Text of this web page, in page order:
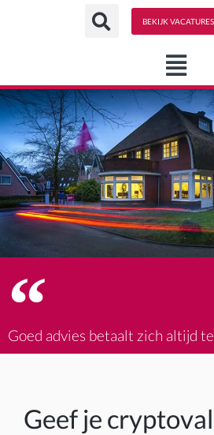
BEKIJK VACATURES
Goed advies betaalt zich altijd
Geef je